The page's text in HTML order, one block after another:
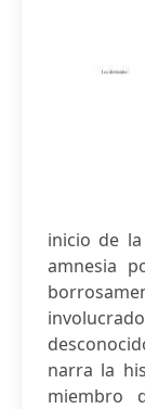
inicio de
amnesia
narra la
miembro